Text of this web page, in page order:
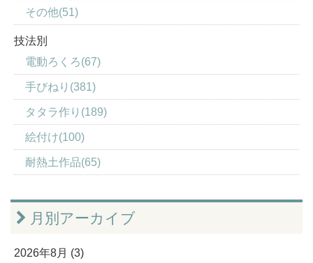
その他(51)
技法別
電動ろくろ(67)
手びねり(381)
タタラ作り(189)
絵付け(100)
耐熱土作品(65)
月別アーカイブ
2026年8月 (3)